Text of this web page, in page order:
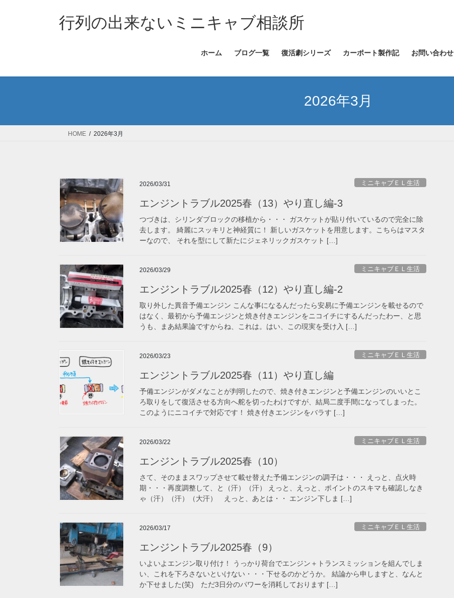
ス
ン
行列の出来ないミニキャブ相談所
ホーム ブログ一覧 復活劇シリーズ カーポート製作記 お問い合わせ
2026年3月
HOME 2026年3月
2026/03/31 ミニキャブＥＬ生活
エンジントラブル2025春（13）やり直し編-3
つづきは、シリンダブロックの移植から・・・ ガスケットが貼り付いているので完全に除
去します。 綺麗にスッキリと神経質に！ 新しいガスケットを用意します。こちらはマスタ
ーなので、 それを型にして新たにジェネリックガスケット […]
2026/03/29 ミニキャブＥＬ生活
エンジントラブル2025春（12）やり直し編-2
取り外した異音予備エンジン こんな事になるんだったら安易に予備エンジンを載せるので
はなく、最初から予備エンジンと焼き付きエンジンをニコイチにするんだったわー、と思
うも、まあ結果論ですからね、これは。はい、この現実を受け入 […]
2026/03/23 ミニキャブＥＬ生活
エンジントラブル2025春（11）やり直し編
予備エンジンがダメなことが判明したので、焼き付きエンジンと予備エンジンのいいとこ
ろ取りをして復活させる方向へ舵を切ったわけですが、結局二度手間になってしまった。
このようにニコイチで対応です！ 焼き付きエンジンをバラす […]
2026/03/22 ミニキャブＥＬ生活
エンジントラブル2025春（10）
さて、そのままスワップさせて載せ替えた予備エンジンの調子は・・・ えっと、点火時
期・・・再度調整して、と（汗）（汗） えっと、えっと、ポイントのスキマも確認しなき
ゃ（汗）（汗）（大汗） えっと、あとは・・ エンジン下しま […]
2026/03/17 ミニキャブＥＬ生活
エンジントラブル2025春（9）
いよいよエンジン取り付け！ うっかり荷台でエンジン＋トランスミッションを組んでしま
い、これを下ろさないといけない・・・下せるのかどうか。 結論から申しますと、なんと
か下せました(笑) ただ3日分のパワーを消耗しております […]